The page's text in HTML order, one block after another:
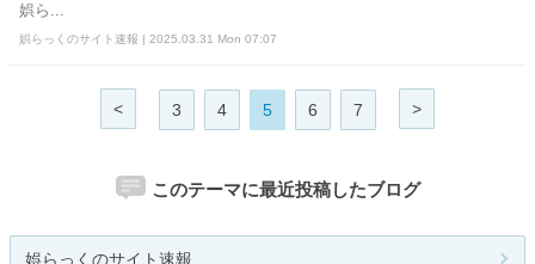
娯ら...
娯らっくのサイト速報 | 2025.03.31 Mon 07:07
< 3 4 5 6 7 >
このテーマに最近投稿したブログ
娯らっくのサイト速報